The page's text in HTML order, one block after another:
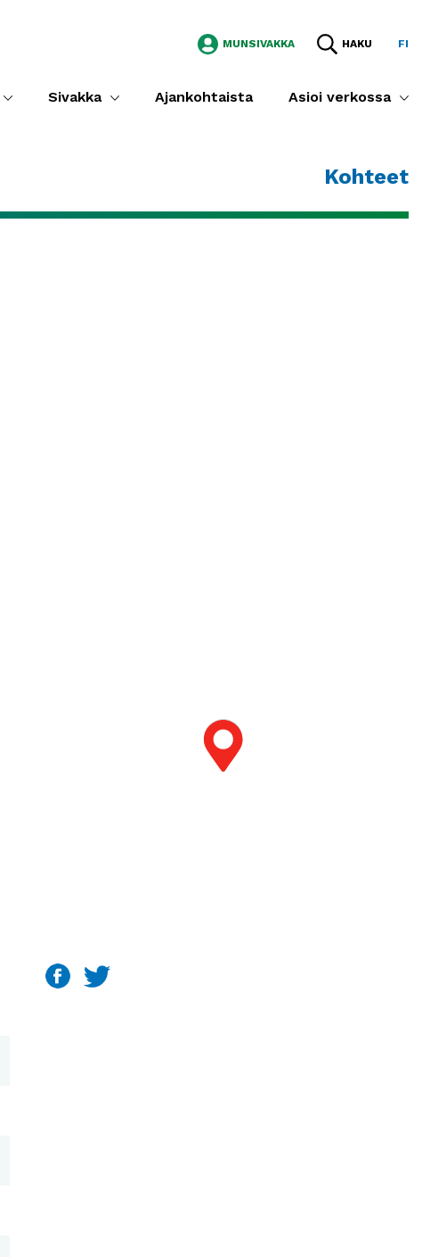
MUNSIVAKKA HAKU FI
Sivakka Ajankohtaista Asioi verkossa
Kohteet